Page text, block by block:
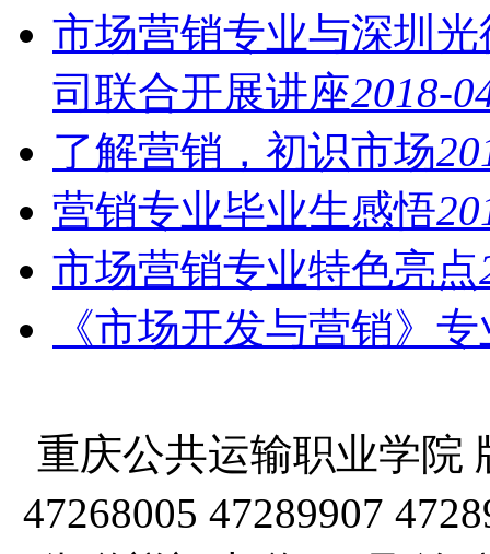
市场营销专业与深圳
司联合开展讲座2018-
了解营销，初识市场
营销专业毕业生感悟
市场营销专业特色亮点
《市场开发与营销》
重庆公共运输职业学院
47268005 47289907